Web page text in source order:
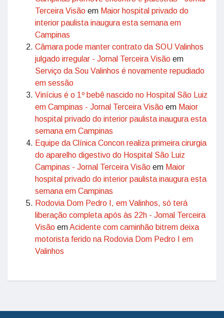
Terceira Visão em Maior hospital privado do
interior paulista inaugura esta semana em
Campinas
Câmara pode manter contrato da SOU Valinhos
julgado irregular - Jornal Terceira Visão em
Serviço da Sou Valinhos é novamente repudiado
em sessão
Vinícius é o 1º bebê nascido no Hospital São Luiz
em Campinas - Jornal Terceira Visão em Maior
hospital privado do interior paulista inaugura esta
semana em Campinas
Equipe da Clínica Concon realiza primeira cirurgia
do aparelho digestivo do Hospital São Luiz
Campinas - Jornal Terceira Visão em Maior
hospital privado do interior paulista inaugura esta
semana em Campinas
Rodovia Dom Pedro I, em Valinhos, só terá
liberação completa após às 22h - Jornal Terceira
Visão emAcidente com caminhão bitrem deixa
motorista ferido na Rodovia Dom Pedro I em
Valinhos